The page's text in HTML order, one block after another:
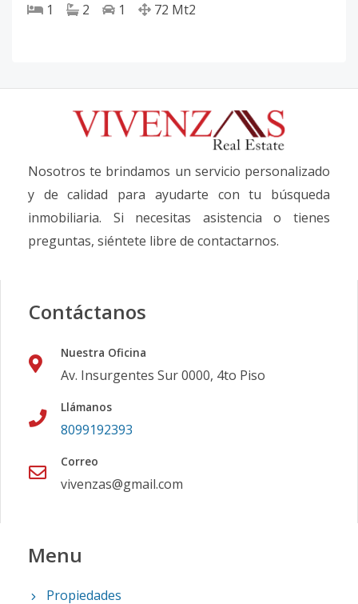
1 2 1 72 Mt2
Nosotros te brindamos un servicio personalizado
y de calidad para ayudarte con tu búsqueda
inmobiliaria. Si necesitas asistencia o tienes
preguntas, siéntete libre de contactarnos.
Contáctanos
Nuestra Oficina
Av. Insurgentes Sur 0000, 4to Piso
Llámanos
8099192393
Correo
vivenzas@gmail.com
Menu
Propiedades